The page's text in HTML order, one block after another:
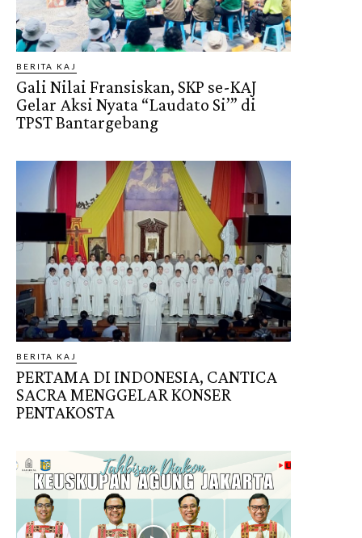
BERITA KAJ
Gali Nilai Fransiskan, SKP se-KAJ
Gelar Aksi Nyata “Laudato Si’” di
TPST Bantargebang
BERITA KAJ
PERTAMA DI INDONESIA, CANTICA
SACRA MENGGELAR KONSER
PENTAKOSTA